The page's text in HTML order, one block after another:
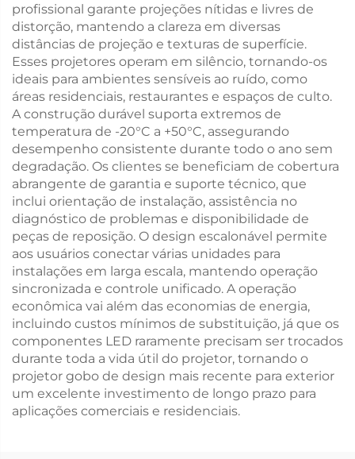
profissional garante projeções nítidas e livres de
distorção, mantendo a clareza em diversas
distâncias de projeção e texturas de superfície.
Esses projetores operam em silêncio, tornando-os
ideais para ambientes sensíveis ao ruído, como
áreas residenciais, restaurantes e espaços de culto.
A construção durável suporta extremos de
temperatura de -20°C a +50°C, assegurando
desempenho consistente durante todo o ano sem
degradação. Os clientes se beneficiam de cobertura
abrangente de garantia e suporte técnico, que
inclui orientação de instalação, assistência no
diagnóstico de problemas e disponibilidade de
peças de reposição. O design escalonável permite
aos usuários conectar várias unidades para
instalações em larga escala, mantendo operação
sincronizada e controle unificado. A operação
econômica vai além das economias de energia,
incluindo custos mínimos de substituição, já que os
componentes LED raramente precisam ser trocados
durante toda a vida útil do projetor, tornando o
projetor gobo de design mais recente para exterior
um excelente investimento de longo prazo para
aplicações comerciais e residenciais.